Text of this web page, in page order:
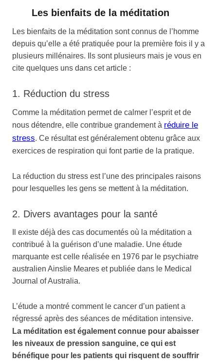
Les bienfaits de la méditation
Les bienfaits de la méditation sont connus de l’homme
depuis qu’elle a été pratiquée pour la première fois il y a
plusieurs millénaires. Ils sont plusieurs mais je vous en
cite quelques uns dans cet article :
1. Réduction du stress
Comme la méditation permet de calmer l’esprit et de
nous détendre, elle contribue grandement à réduire le
stress. Ce résultat est généralement obtenu grâce aux
exercices de respiration qui font partie de la pratique.
La réduction du stress est l’une des principales raisons
pour lesquelles les gens se mettent à la méditation.
2. Divers avantages pour la santé
Il existe déjà des cas documentés où la méditation a
contribué à la guérison d’une maladie. Une étude
marquante est celle réalisée en 1976 par le psychiatre
australien Ainslie Meares et publiée dans le Medical
Journal of Australia.
L’étude a montré comment le cancer d’un patient a
régressé après des séances de méditation intensive.
La méditation est également connue pour abaisser
les niveaux de pression sanguine, ce qui est
bénéfique pour les patients qui risquent de souffrir